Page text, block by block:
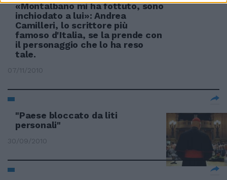
«Montalbano mi ha fottuto, sono
inchiodato a lui»: Andrea
Camilleri, lo scrittore più
famoso d'Italia, se la prende con
il personaggio che lo ha reso
tale.
07/11/2010
"Paese bloccato da liti
personali"
30/09/2010